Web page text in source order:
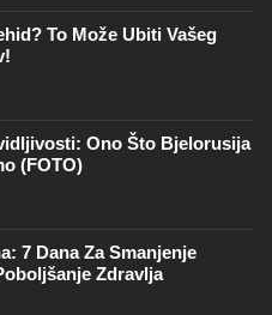
To Može Ubiti Vašeg
Ono Što Bjelorusija
(FOTO)
7 Dana Za Smanjenje
Zdravlja